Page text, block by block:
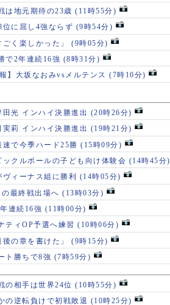
は地元期待の23歳 (11時55分)
に屈し4強ならず (9時54分)
く楽しかった」 (9時05分)
で2年連続16強 (8時31分)
】大坂なおみvsメルテンス (7時10分)
光 インハイ決勝進出 (20時26分)
莉 インハイ決勝進出 (19時21分)
で今季ハード25勝 (15時09分)
ックルボールの子ども向け体験会 (14時45分)
ィーナス組に勝利 (14時05分)
最終戦出場へ (13時03分)
連続16強 (11時00分)
ティOP予選へ練習 (10時06分)
の章を書けた」 (9時15分)
ト勝ちで8強 (7時59分)
の相手は世界24位 (10時55分)
の逆転負けで初戦敗退 (10時25分)